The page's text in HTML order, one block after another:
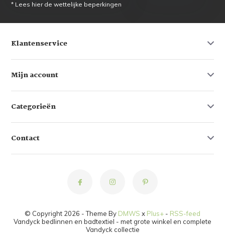
* Lees hier de wettelijke beperkingen
Klantenservice
Mijn account
Categorieën
Contact
© Copyright 2026 - Theme By DMWS x Plus+ - RSS-feed
Vandyck bedlinnen en badtextiel - met grote winkel en complete
Vandyck collectie